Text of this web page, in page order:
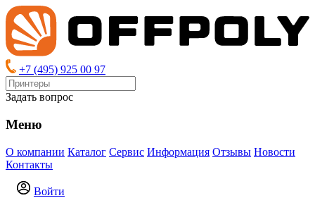
+7 (495) 925 00 97
Задать вопрос
Меню
О компании Каталог Сервис Информация Отзывы Новости
Контакты
Войти